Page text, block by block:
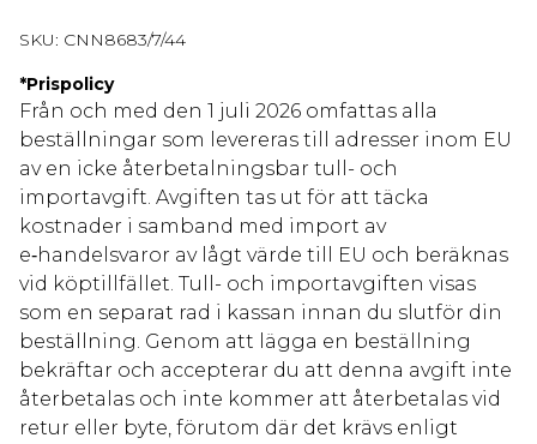
SKU: CNN8683/7/44
*Prispolicy
Från och med den 1 juli 2026 omfattas alla
beställningar som levereras till adresser inom EU
av en icke återbetalningsbar tull- och
importavgift. Avgiften tas ut för att täcka
kostnader i samband med import av
e‑handelsvaror av lågt värde till EU och beräknas
vid köptillfället. Tull- och importavgiften visas
som en separat rad i kassan innan du slutför din
beställning. Genom att lägga en beställning
bekräftar och accepterar du att denna avgift inte
återbetalas och inte kommer att återbetalas vid
retur eller byte, förutom där det krävs enligt